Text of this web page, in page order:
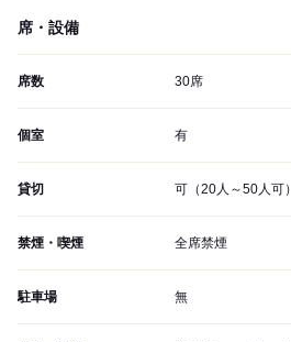
席・設備
席数 30席
個室 有
貸切 可（20人～50人可）
禁煙・喫煙 全席禁煙
駐車場 無